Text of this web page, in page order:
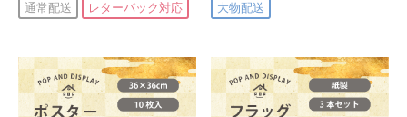
通常配送 レターパック対応 大物配送